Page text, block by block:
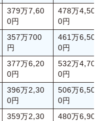
379万7,60
0円
478万4,50
0円
357万700
円
461万6,50
0円
377万6,20
0円
532万4,70
0円
396万2,30
0円
506万6,50
0円
359万2,30
480万6,90